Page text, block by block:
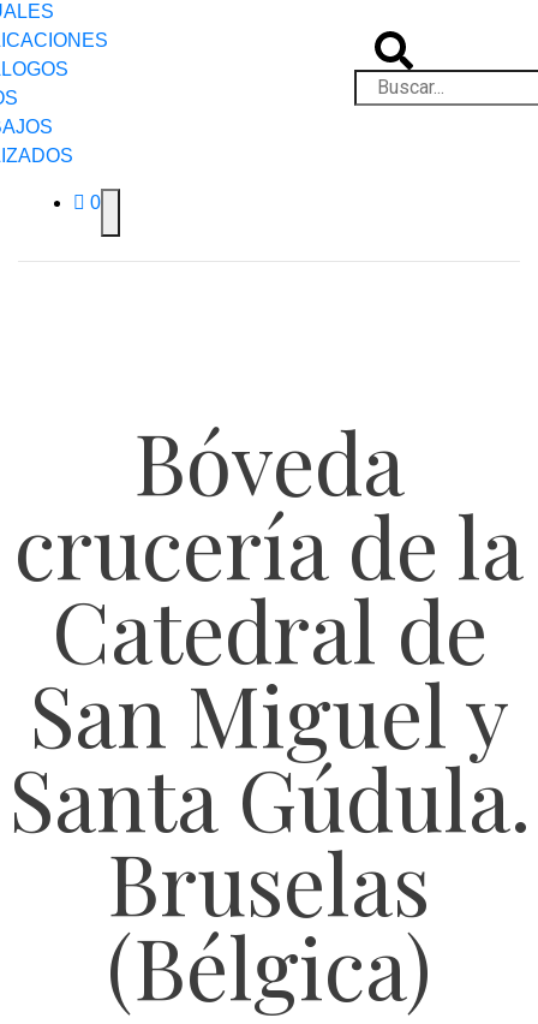
0
Bóveda
crucería de la
Catedral de
San Miguel y
Santa Gúdula.
Bruselas
(Bélgica)